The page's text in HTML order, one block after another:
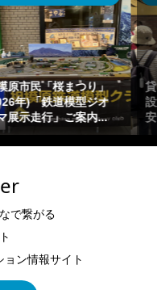
験運転走行型～鉄道模
イベント設営「ジオラ
走行」「お祭り向け...
で繋がる
ン情報サイト